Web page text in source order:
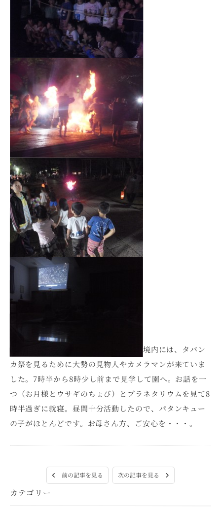
カテゴリー
境内には、タバン
カ祭を見るために大勢の見物人やカメラマンが来ていま
した。7時半から8時少し前まで見学して園へ。お話を一
つ（お月様とウサギのちょび）とプラネタリウムを見て8
時半過ぎに就寝。昼間十分活動したので、パタンキュー
の子がほとんどです。お母さん方、ご安心を・・・。
前の記事を見る 次の記事を見る